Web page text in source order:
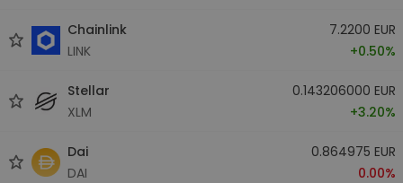
Chainlink
LINK
7.2200 EUR
+0.50%
Stellar
XLM
0.143206000 EUR
+3.20%
Dai
DAI
0.864975 EUR
0.00%